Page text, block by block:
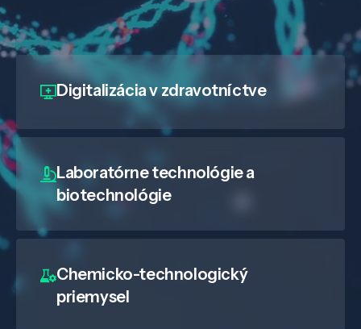
Know-how
O nás
Digitalizáciav zdravotníctve
Laboratórne technológie a
biotechnológie
Chemicko-technologický
priemysel